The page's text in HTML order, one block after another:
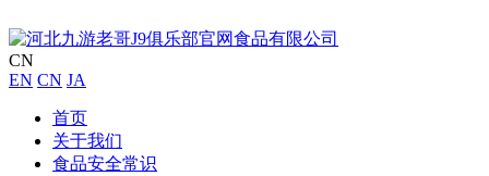
CN
EN CN JA
首页
关于我们
食品安全常识